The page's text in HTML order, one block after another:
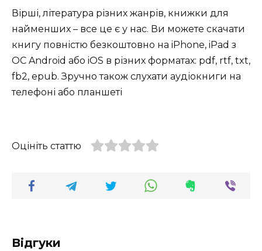
Вірші, література різних жанрів, книжки для
найменших – все це є у нас. Ви можете скачати
книгу повністю безкоштовно на iPhone, iPad з
ОС Android або iOS в різних форматах: pdf, rtf, txt,
fb2, epub. Зручно також слухати аудіокниги на
телефоні або планшеті
Оцініть статтю
Відгуки